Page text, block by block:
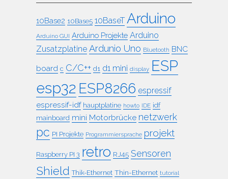
10Base2 10Base5 10BaseT Arduino
Arduino GUI Arduino Projekte Arduino
Zusatzplatine Ardunio Uno Bluetooth BNC
board c C/C++ d1 d1 mini display ESP
esp32 ESP8266 espressif
espressif-idf hauptplatine howto IDE idf
mainboard mini Motorbrücke netzwerk
pc PI Projekte Programmiersprache projekt
Raspberry PI 3 retro RJ45 Sensoren
Shield Thik-Ethernet Thin-Ethernet tutorial